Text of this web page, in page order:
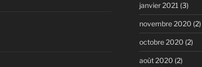
janvier 2021 (3)
novembre 2020 (2)
octobre 2020 (2)
août 2020 (2)